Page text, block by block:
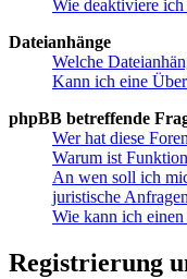
Wie deaktiviere
Dateianhänge
Welche
Kann ich eine
phpBB betreffende
Wer hat diese
Warum ist
An wen soll ich
juristische
Wie kann ich
Registrierung